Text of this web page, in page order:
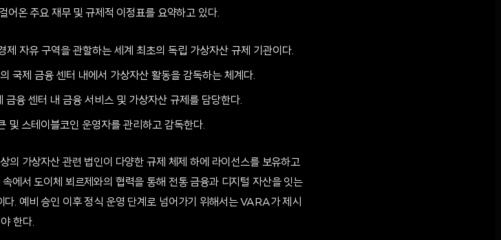
온 주요 재무 및 규제적 이정표를 요약하고 있다.
자유 구역을 관할하는 세계 최초의 독립 가상자산 규제 기관이다.
제 금융 센터 내에서 가상자산 활동을 감독하는 체계다.
융 센터 내 금융 서비스 및 가상자산 규제를 담당한다.
스테이블코인 운영자를 관리하고 감독한다.
가상자산 관련 법인이 다양한 규제 체제 하에 라이선스를 보유하고
에서 도이체 뵈르제와의 협력을 통해 전통 금융과 디지털 자산을 잇는
. 예비 승인 이후 정식 운영 단계로 넘어가기 위해서는 VARA가 제시
한다.